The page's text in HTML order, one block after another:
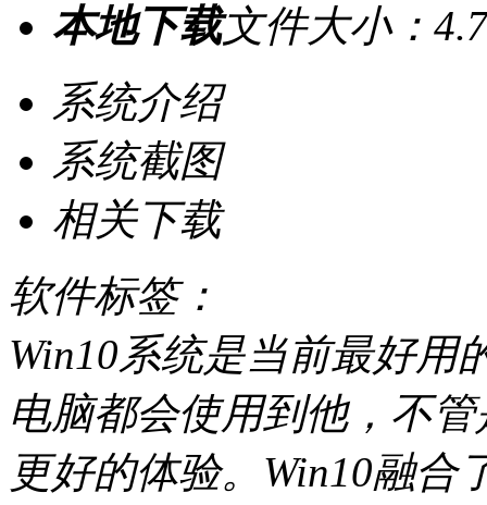
本地下载文件大小：
系统介绍
系统截图
相关下载
软件标签：
Win10系统是当前最好用
电脑都会使用到他，不
更好的体验。Win10融